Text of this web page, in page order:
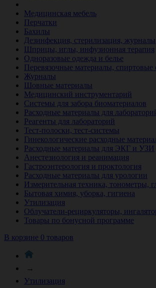
Медицинская мебель
Перчатки
Бахилы
Дезинфекция, стерилизация, журналы
Шприцы, иглы, инфузионная терапия
Одноразовые одежда и белье
Перевязочные материалы, спиртовые
Журналы
Шовные материалы
Медицинский инструментарий
Системы для забора биоматериалов
Расходные материалы для
Реагенты для лабораторий
Тест-полоски, тест-системы
Гинекологические расходные
Расходные материалы для ЭКГ и УЗИ
Анестезиология и реанимация
Гастроэнтерология и проктология
Расходные материалы для урологии
Измерительная техника, тонометры,
Бытовая химия, уборка, гигиена
Утилизация
Облучатели-рециркуляторы,
Товары по бонусной программе
В корзине 0 товаров
→
Утилизация